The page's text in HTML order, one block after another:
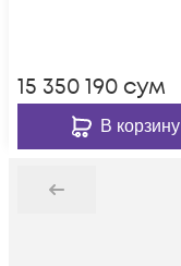
15 350 190 сум
В корзину
Назад